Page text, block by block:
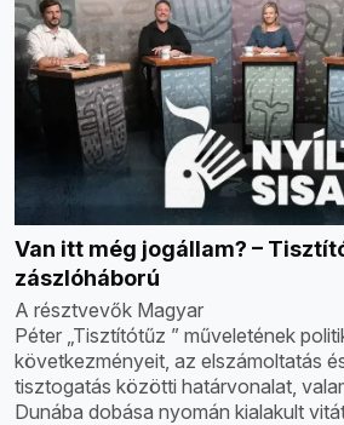
Van itt még jogállam? –
zászlóháború
A résztvevők Magyar
Péter „Tisztítótűz ” műveletének
következményeit, az elszámoltatás
tisztogatás közötti határvonalat,
Dunába dobása nyomán kialakult